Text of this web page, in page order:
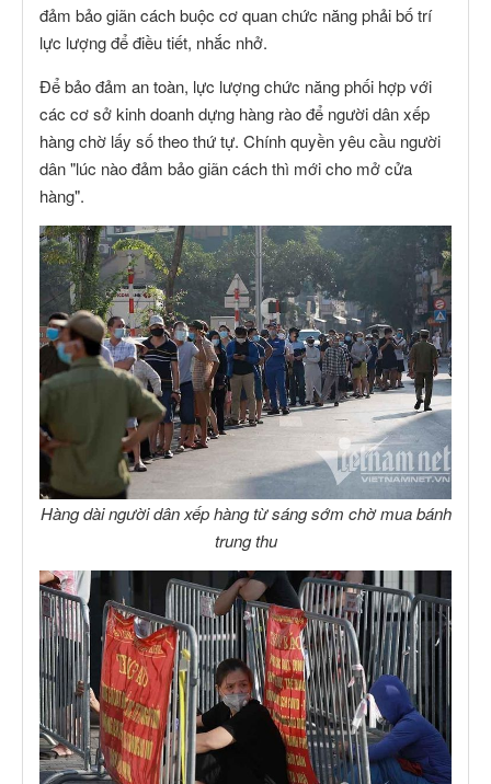
đảm bảo giãn cách buộc cơ quan chức năng phải bố trí
lực lượng để điều tiết, nhắc nhở.
Để bảo đảm an toàn, lực lượng chức năng phối hợp với
các cơ sở kinh doanh dựng hàng rào để người dân xếp
hàng chờ lấy số theo thứ tự. Chính quyền yêu cầu người
dân "lúc nào đảm bảo giãn cách thì mới cho mở cửa
hàng".
Hàng dài người dân xếp hàng từ sáng sớm chờ mua bánh
trung thu